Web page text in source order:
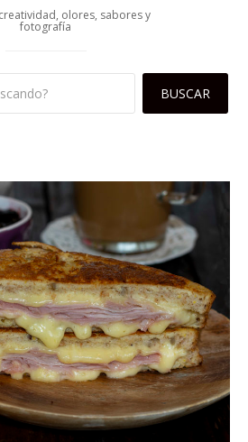
olores, sabores y
fotografía